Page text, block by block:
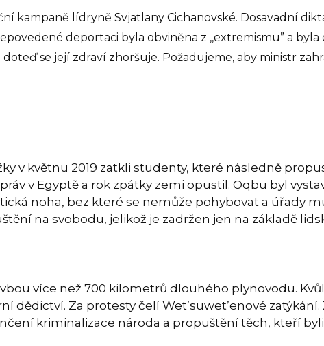
kampaně lídryně Svjatlany Cichanovské. Dosavadní
deportaci byla obviněna z ,,extremismu” a
se její zdraví zhoršuje. Požadujeme, aby ministr
v květnu 2019 zatkli studenty, které následně
v Egyptě a rok zpátky zemi opustil. Oqbu byl
noha, bez které se nemůže pohybovat a úřady
na svobodu, jelikož je zadržen jen na základě
více než 700 kilometrů dlouhého plynovodu.
dědictví. Za protesty čelí Wet’suwet’enové
kriminalizace národa a propuštění těch, kteří